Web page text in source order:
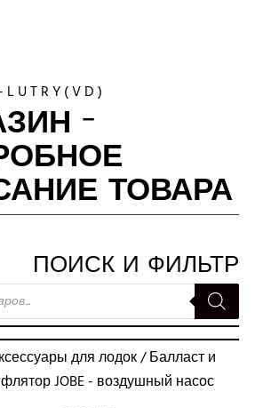
L U T R Y ( V D )
-
ТОВАРА
ПОИСК И ФИЛЬТР
для лодок/Балласт и
JOBE - воздушный насос